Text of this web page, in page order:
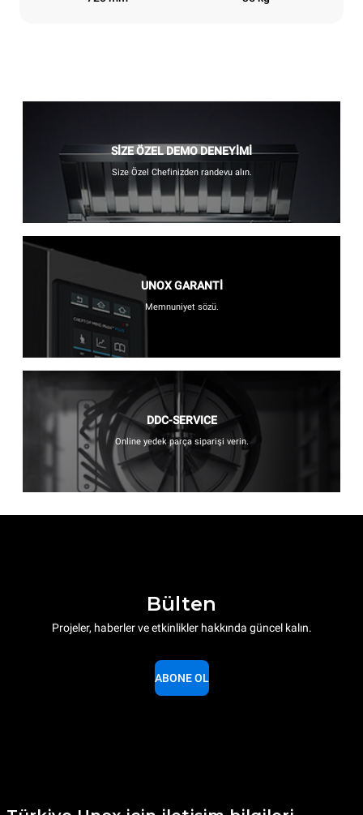
SİZE ÖZEL DEMO DENEYİMİ
Size Özel Chefinizden randevu alın.
UNOX GARANTİ
Memnuniyet sözü.
DDC-SERVICE
Online yedek parça siparişi verin.
Bülten
Projeler, haberler ve etkinlikler hakkında güncel kalın.
ABONE OL